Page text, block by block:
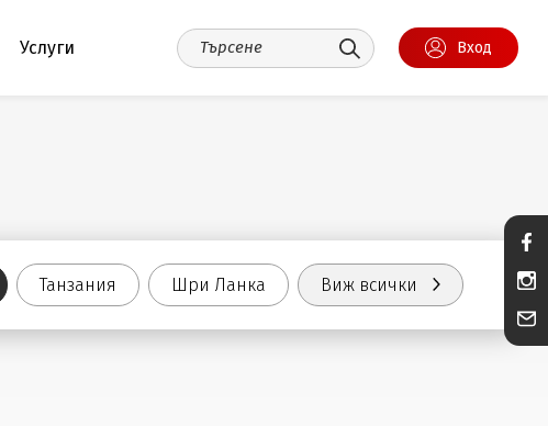
Услуги Вход
Танзания Шри Ланка Виж всички